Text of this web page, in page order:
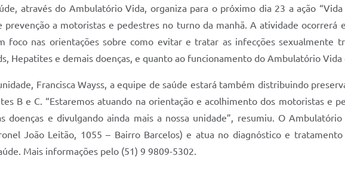
através do Ambulatório Vida, organiza para o próximo dia 23 a ação
prevenção a motoristas e pedestres no turno da manhã. A atividade ocorrerá
foco nas orientações sobre como evitar e tratar as infecções sexualmente
Hepatites e demais doenças, e quanto ao funcionamento do Ambulatório Vida
Francisca Wayss, a equipe de saúde estará também distribuindo
B e C. “Estaremos atuando na orientação e acolhimento dos motoristas e
doenças e divulgando ainda mais a nossa unidade”, resumiu. O
João Leitão, 1055 – Bairro Barcelos) e atua no diagnóstico e
Mais informações pelo (51) 9 9809-5302.